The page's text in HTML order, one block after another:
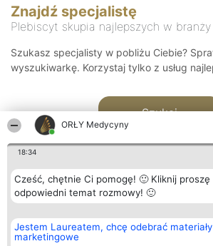
ORŁY Medycyny
18:34
Cześć, chętnie Ci pomogę! 🙂 Kliknij proszę
odpowiedni temat rozmowy! 🙂
Jestem Laureatem, chcę odebrać materiały
marketingowe
Znajdź specjalistę
Plebiscyt skupia najlepszych w branży
Szukasz specjalisty w pobliżu Ciebie?
wyszukiwarkę. Korzystaj tylko z usług
Szukaj
Organizator plebiscytu
Bright Side Solutions sp. z o.
o. sp. k.
Plebiscyt
Laureaci